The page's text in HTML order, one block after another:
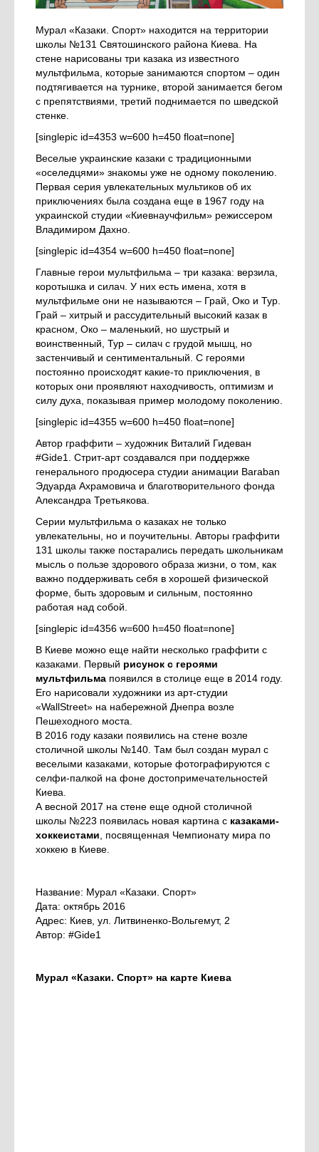
Мурал «Казаки. Спорт» находится на территории
школы №131 Святошинского района Киева. На
стене нарисованы три казака из известного
мультфильма, которые занимаются спортом – один
подтягивается на турнике, второй занимается бегом
с препятствиями, третий поднимается по шведской
стенке.
[singlepic id=4353 w=600 h=450 float=none]
Веселые украинские казаки с традиционными
«оселедцями» знакомы уже не одному поколению.
Первая серия увлекательных мультиков об их
приключениях была создана еще в 1967 году на
украинской студии «Киевнаучфильм» режиссером
Владимиром Дахно.
[singlepic id=4354 w=600 h=450 float=none]
Главные герои мультфильма – три казака: верзила,
коротышка и силач. У них есть имена, хотя в
мультфильме они не называются – Грай, Око и Тур.
Грай – хитрый и рассудительный высокий казак в
красном, Око – маленький, но шустрый и
воинственный, Тур – силач с грудой мышц, но
застенчивый и сентиментальный. С героями
постоянно происходят какие-то приключения, в
которых они проявляют находчивость, оптимизм и
силу духа, показывая пример молодому поколению.
[singlepic id=4355 w=600 h=450 float=none]
Автор граффити – художник Виталий Гидеван
#Gide1. Стрит-арт создавался при поддержке
генерального продюсера студии анимации Baraban
Эдуарда Ахрамовича и благотворительного фонда
Александра Третьякова.
Серии мультфильма о казаках не только
увлекательны, но и поучительны. Авторы граффити
131 школы также постарались передать школьникам
мысль о пользе здорового образа жизни, о том, как
важно поддерживать себя в хорошей физической
форме, быть здоровым и сильным, постоянно
работая над собой.
[singlepic id=4356 w=600 h=450 float=none]
В Киеве можно еще найти несколько граффити с
казаками. Первый рисунок с героями
мультфильма появился в столице еще в 2014 году.
Его нарисовали художники из арт-студии
«WallStreet» на набережной Днепра возле
Пешеходного моста.
В 2016 году казаки появились на стене возле
столичной школы №140. Там был создан мурал с
веселыми казаками, которые фотографируются с
селфи-палкой на фоне достопримечательностей
Киева.
А весной 2017 на стене еще одной столичной
школы №223 появилась новая картина с казаками-
хоккеистами, посвященная Чемпионату мира по
хоккею в Киеве.
Название: Мурал «Казаки. Спорт»
Дата: октябрь 2016
Адрес: Киев, ул. Литвиненко-Вольгемут, 2
Автор: #Gide1
Мурал «Казаки. Спорт» на карте Киева